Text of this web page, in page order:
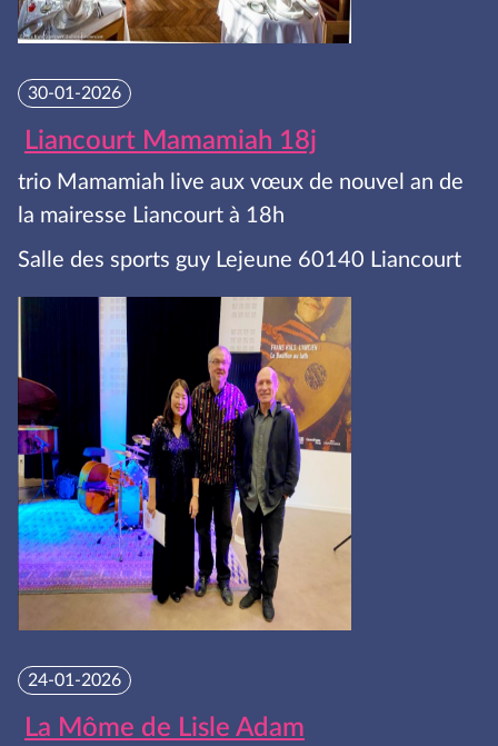
30-01-2026
Liancourt Mamamiah 18j
trio Mamamiah live aux vœux de nouvel an de
la mairesse Liancourt à 18h
Salle des sports guy Lejeune 60140 Liancourt
24-01-2026
La Môme de Lisle Adam